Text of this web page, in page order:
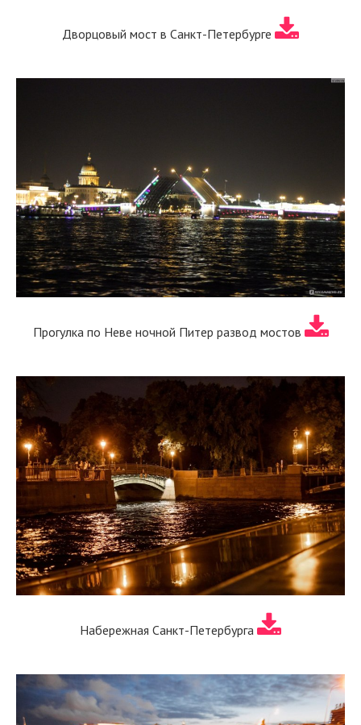
Дворцовый мост в Санкт-Петербурге
Прогулка по Неве ночной Питер развод мостов
Набережная Санкт-Петербурга